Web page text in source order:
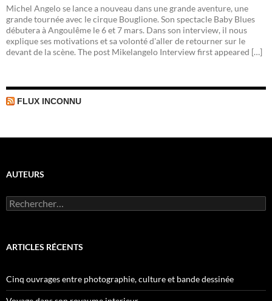
Michel Angelo se lance a nouveau dans une grande aventure, une
grande tournée avec le cirque Bouglione. Son spectacle Baby Blues
débutera à Angoulême le 6 et 7 mars. Dans son interview, il nous
explique ses motivations et sa volonté d'aller de retourner sur le
devant de la scène. The post Mikelangelo Interview first appeared […]
FLUX INCONNU
AUTEURS
R
e
e
h
e
ARTICLES RÉCENTS
Cinq ouvrages entre photographie, culture et bande dessinée